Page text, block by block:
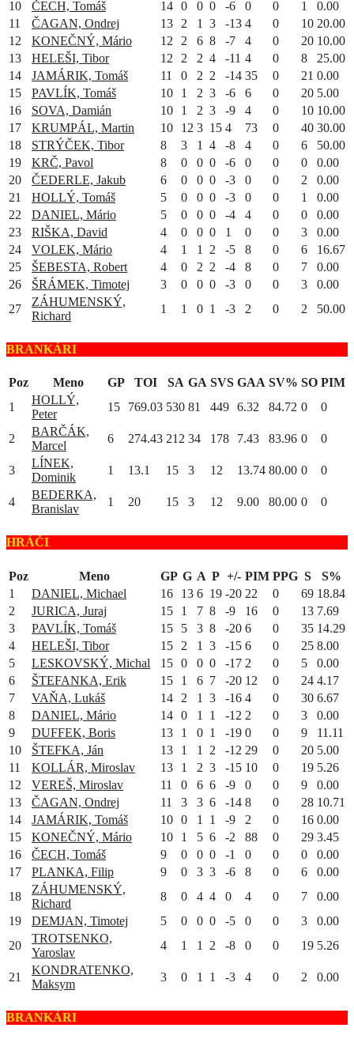
10 ČECH, Tomáš 14 0 0 0 -6 0 0 1
0.00
11
ČAGAN, Ondrej 13 2 1 3 -13 4 0 10 20.00
12
KONEČNÝ, Mário 12 2 6 8 -7 4 0 20 10.00
13
HELEŠI, Tibor 12 2 2 4 -11 4 0 8
25.00
14
JAMÁRIK, Tomáš 11 0 2 2 -14 35 0 21 0.00
15
PAVLÍK, Tomáš 10 1 2 3 -6 6 0 20 5.00
16
SOVA, Damián 10 1 2 3 -9 4 0 10 10.00
17
KRUMPÁL, Martin 10 12 3 15 4 73 0 40 30.00
18
STRÝČEK, Tibor 8 3 1 4 -8 4 0 6
50.00
19
KRČ, Pavol 8 0 0 0 -6 0 0 0
0.00
20
ČEDERLE, Jakub 6 0 0 0 -3 0 0 2
0.00
21
HOLLÝ, Tomáš 5 0 0 0 -3 0 0 1
0.00
22
DANIEL, Mário 5 0 0 0 -4 4 0 0
0.00
23
RIŠKA, David 4 0 0 0 1 0 0 3
0.00
24
VOLEK, Mário 4 1 1 2 -5 8 0 6
16.67
25
ŠEBESTA, Robert 4 0 2 2 -4 8 0 7
0.00
26
ŠRÁMEK, Timotej 3 0 0 0 -3 0 0 3
0.00
27
ZÁHUMENSKÝ,
Richard
1 1 0 1 -3 2 0 2 50.00
BRANKÁRI
Poz Meno GP TOI SA GA SVS GAA SV% SO PIM
1
HOLLÝ,
Peter
15 769.03 530 81 449 6.32 84.72 0 0
2
BARČÁK,
Marcel
6 274.43 212 34 178 7.43 83.96 0 0
3
LÍNEK,
Dominik
1 13.1 15 3 12 13.74 80.00 0 0
4
BEDERKA,
Branislav
1 20 15 3 12 9.00 80.00 0 0
HRÁČI
Poz Meno GP G A P +/- PIM PPG S
S%
1
DANIEL, Michael 16 13 6 19 -20 22 0 69 18.84
2
JURICA, Juraj 15 1 7 8 -9 16 0 13 7.69
3
PAVLÍK, Tomáš 15 5 3 8 -20 6 0 35 14.29
4
HELEŠI, Tibor 15 2 1 3 -15 6 0 25 8.00
5
LESKOVSKÝ, Michal 15 0 0 0 -17 2 0 5
0.00
6
ŠTEFANKA, Erik 15 1 6 7 -20 12 0 24 4.17
7
VAŇA, Lukáš 14 2 1 3 -16 4 0 30 6.67
8
DANIEL, Mário 14 0 1 1 -12 2 0 3
0.00
9
DUFFEK, Boris 13 1 0 1 -19 0 0 9
11.11
10
ŠTEFKA, Ján 13 1 1 2 -12 29 0 20 5.00
11
KOLLÁR, Miroslav 13 1 2 3 -15 10 0 19 5.26
12
VEREŠ, Miroslav 11 0 6 6 -9 0 0 9
0.00
13
ČAGAN, Ondrej 11 3 3 6 -14 8 0 28 10.71
14
JAMÁRIK, Tomáš 10 0 1 1 -9 2 0 16 0.00
15
KONEČNÝ, Mário 10 1 5 6 -2 88 0 29 3.45
16
ČECH, Tomáš 9 0 0 0 -1 0 0 0
0.00
17
PLANKA, Filip 9 0 3 3 -6 8 0 6
0.00
18
ZÁHUMENSKÝ,
Richard
8 0 4 4 0 4 0 7
0.00
19
DEMJAN, Timotej 5 0 0 0 -5 0 0 3
0.00
20
TROTSENKO,
Yaroslav
4 1 1 2 -8 0 0 19 5.26
21
KONDRATENKO,
Maksym
3 0 1 1 -3 4 0 2 0.00
BRANKÁRI